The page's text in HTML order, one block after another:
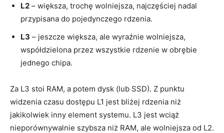
L2 – większa, trochę wolniejsza, najczęściej nadal
przypisana do pojedynczego rdzenia.
L3 – jeszcze większa, ale wyraźnie wolniejsza,
współdzielona przez wszystkie rdzenie w obrębie
jednego chipa.
Za L3 stoi RAM, a potem dysk (lub SSD). Z punktu
widzenia czasu dostępu L1 jest bliżej rdzenia niż
jakikolwiek inny element systemu. L3 jest wciąż
nieporównywalnie szybsza niż RAM, ale wolniejsza od L2.